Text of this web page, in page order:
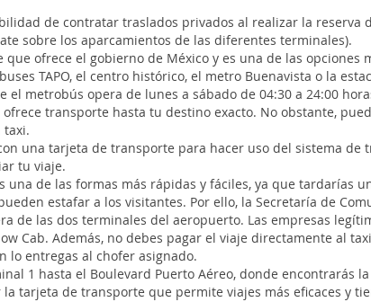
de contratar traslados privados al realizar la reserva
sobre los aparcamientos de las diferentes terminales).
ofrece el gobierno de México y es una de las
TAPO, el centro histórico, el metro Buenavista o la
metrobús opera de lunes a sábado de 04:30 a 24:00
transporte hasta tu destino exacto. No obstante,
taxi.
una tarjeta de transporte para hacer uso del sistema
tu viaje.
una de las formas más rápidas y fáciles, ya que tardarías
estafar a los visitantes. Por ello, la Secretaría de
de las dos terminales del aeropuerto. Las empresas
Cab. Además, no debes pagar el viaje directamente al
lo entregas al chofer asignado.
1 hasta el Boulevard Puerto Aéreo, donde encontrarás
tarjeta de transporte que permite viajes más eficaces y